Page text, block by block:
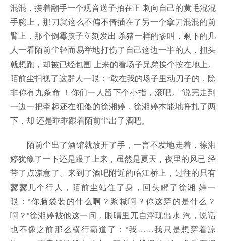
混混，接着翻手一个观音送子拍在正 刺向自己的黄毛混混
手腕上，那刀就这么不偏不倚插在了另一个拿刀混混的前
臂上，那个倒霉孩子立刻发出 杀猪一样的惨叫，剩下的几
人一看陌前尘轻而易举地打伤了自己这边一半的人，扭头
就想跑，却被已经包围 上来的看场子兄弟挨个按在地上。
陌前尘扫视了这群人一眼：“敢在我的场子里动刀子的，除
非你有九条命 ！你们一人留下个小指，滚吧。”说完走到
一边一把牵起还在犯傻的徐湘婷，徐湘婷本能地挣扎了两
下，却 还是乖乖跟着陌前尘出了酒吧。
陌前尘出了酒馆就放开了手，一言不发地走着，徐湘
婷犹豫了一下还是跟了上来，虽然是夏天，夜里的风已 经
带了点凉意了。来到了酒吧附近的临江桥上，过往的只有
寥寥几个行人，陌前尘站住了身，回头瞪了徐湘 婷一
眼：“你脑袋装的什么啊？浆糊啊？你这穿的是什么？
啊？”徐湘婷被他这一问，眼睛里兀自浮现出水 汽，说话
也不像之前那么横行霸道了：“我……我只是想穿着凉